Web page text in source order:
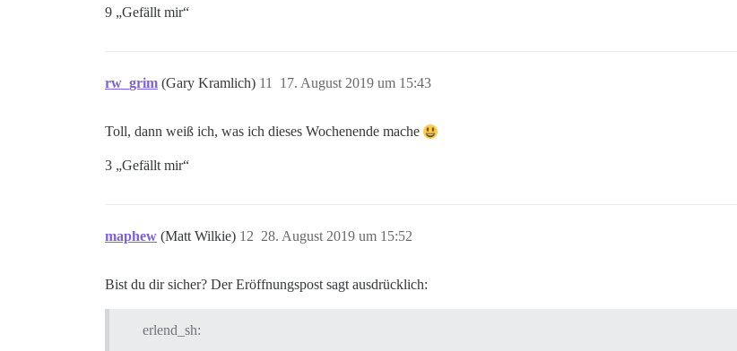
9 „Gefällt mir“
rw_grim (Gary Kramlich) 17. August 2019 um 15:43
11
Toll, dann weiß ich, was ich dieses Wochenende mache
3 „Gefällt mir“
maphew (Matt Wilkie) 28. August 2019 um 15:52
12
Bist du dir sicher? Der Eröffnungspost sagt ausdrücklich:
erlend_sh: